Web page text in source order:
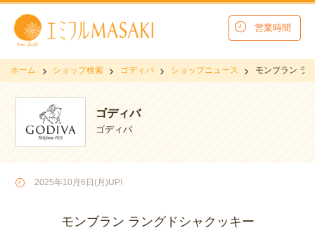
営業時間
ホーム ショップ検索 ゴディバ ショップニュース モンブラン ラ
ゴディバ
ゴディバ
2025年10月6日(月)UP!
モンブラン ラングドシャクッキー